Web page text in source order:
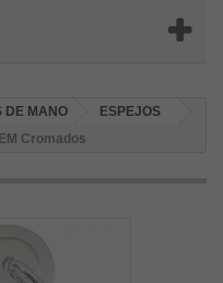
DE MANO
ESPEJOS
Cromados